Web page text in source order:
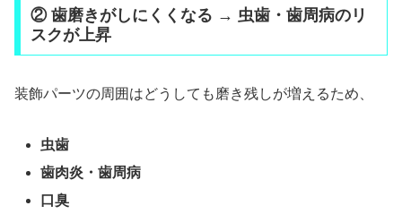
② 歯磨きがしにくくなる → 虫歯・歯周病のリ
スクが上昇
装飾パーツの周囲はどうしても磨き残しが増えるため、
虫歯
歯肉炎・歯周病
口臭